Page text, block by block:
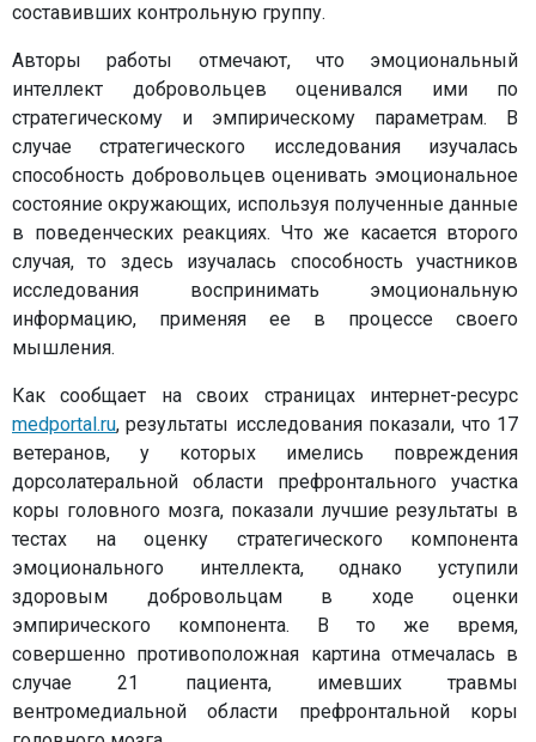
составивших контрольную группу.
Авторы работы отмечают, что эмоциональный
интеллект добровольцев оценивался ими по
стратегическому и эмпирическому параметрам. В
случае стратегического исследования изучалась
способность добровольцев оценивать эмоциональное
состояние окружающих, используя полученные данные
в поведенческих реакциях. Что же касается второго
случая, то здесь изучалась способность участников
исследования воспринимать эмоциональную
информацию, применяя ее в процессе своего
мышления.
Как сообщает на своих страницах интернет-ресурс
medportal.ru, результаты исследования показали, что 17
ветеранов, у которых имелись повреждения
дорсолатеральной области префронтального участка
коры головного мозга, показали лучшие результаты в
тестах на оценку стратегического компонента
эмоционального интеллекта, однако уступили
здоровым добровольцам в ходе оценки
эмпирического компонента. В то же время,
совершенно противоположная картина отмечалась в
случае 21 пациента, имевших травмы
вентромедиальной области префронтальной коры